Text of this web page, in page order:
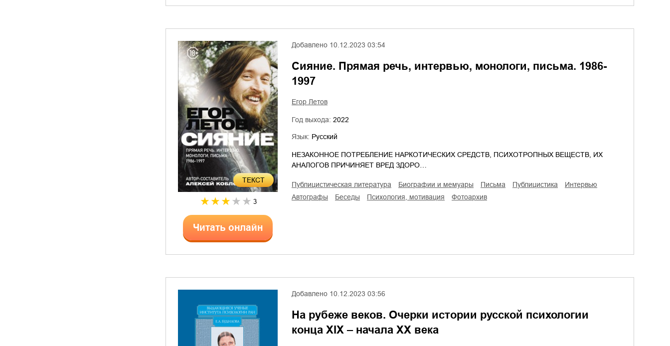
ТЕКСТ
3
Читать онлайн
Добавлено 10.12.2023 03:54
Сияние. Прямая речь, интервью, монологи, письма. 1986-
1997
Егор Летов
Год выхода: 2022
Язык: Русский
НЕЗАКОННОЕ ПОТРЕБЛЕНИЕ НАРКОТИЧЕСКИХ СРЕДСТВ, ПСИХОТРОПНЫХ ВЕЩЕСТВ, ИХ
АНАЛОГОВ ПРИЧИНЯЕТ ВРЕД ЗДОРО…
публицистическая литература биографии и мемуары письма публицистика
интервью
автографы
беседы психология, мотивация фотоархив
Добавлено 10.12.2023 03:56
На рубеже веков. Очерки истории русской психологии
конца XIX – начала ХХ века